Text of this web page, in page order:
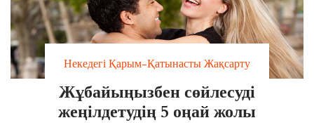
Некедегі Қарым-Қатынасты Жақсарту
Жұбайыңызбен сөйлесуді
жеңілдетудің 5 оңай жолы